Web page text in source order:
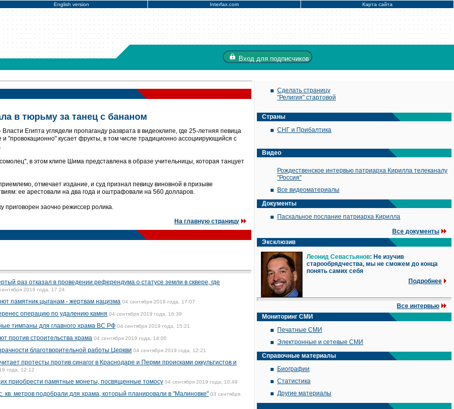
English version Interfax.com Карта сайта
Вход для подписчиков
в тюрьму за танец с бананом
Египта углядели пропаганду разврата в видеоклипе, где 25-летняя певица
"провокационно" кусает фрукты, в том числе традиционно ассоциирующийся с
в этом клипе Шима представлена в образе учительницы, которая танцует
отмечает издание, и суд признал певицу виновной в призыве
ее арестовали на два года и оштрафовали на 560 долларов.
приговорен заочно режиссер ролика.
На главную страницу
раз отказал в проведении референдума о статусе земли в сквере, где
2019 года, 17:24
памятник цыганам - жертвам нацизма 04 сентября 2019 года, 17:07
операцию по удалению камня 04 сентября 2019 года, 16:39
тимпаны для главного храма ВС РФ 04 сентября 2019 года, 15:21
против строительства храма 04 сентября 2019 года, 14:00
благотворительной работы Церкви 04 сентября 2019 года, 12:21
протесты против синагог в Краснодаре и Перми происками оккультистов и
года, 12:12
приобрести памятные монеты, посвященные томосу 04 сентября 2019 года, 10:49
метров подобрали для храма, который планировали в "Малиновке" 03 сентября
Сделать страницу
"Религия" стартовой
Страны
СНГ и Прибалтика
Видео
Рождественское интервью патриарха Кирилла телеканалу
"Россия"
Все видеоматериалы
Документы
Пасхальное послание патриарха Кирилла
Все документы
Эксклюзив
Леонид Севастьянов: Не изучив
старообрядчества, мы не сможем до конца
понять самих себя
Подробнее
Все интервью
Мониторинг СМИ
Печатные СМИ
Электронные и сетевые СМИ
Справочные материалы
Биографии
Статистика
Другие материалы